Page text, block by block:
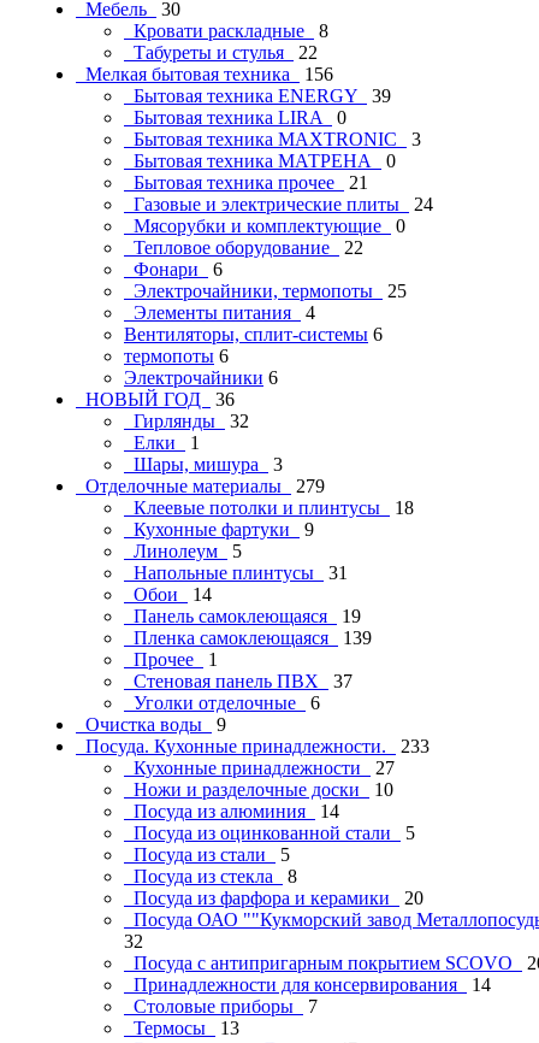
Мебель
30
Кровати раскладные
8
Табуреты и стулья
22
Мелкая бытовая техника
156
Бытовая техника ENERGY
39
Бытовая техника LIRA
0
Бытовая техника MAXTRONIC
3
Бытовая техника МАТРЕНА
0
Бытовая техника прочее
21
Газовые и электрические плиты
24
Мясорубки и комплектующие
0
Тепловое оборудование
22
Фонари
6
Электрочайники, термопоты
25
Элементы питания
4
Вентиляторы, сплит-системы 6
термопоты 6
Электрочайники 6
НОВЫЙ ГОД
36
Гирлянды
32
Елки
1
Шары, мишура
3
Отделочные материалы
279
Клеевые потолки и плинтусы
18
Кухонные фартуки
9
Линолеум
5
Напольные плинтусы
31
Обои
14
Панель самоклеющаяся
19
Пленка самоклеющаяся
139
Прочее
1
Стеновая панель ПВХ
37
Уголки отделочные
6
Очистка воды
9
Посуда. Кухонные принадлежности.
233
Кухонные принадлежности
27
Ножи и разделочные доски
10
Посуда из алюминия
14
Посуда из оцинкованной стали
5
Посуда из стали
5
Посуда из стекла
8
Посуда из фарфора и керамики
20
Посуда ОАО ""Кукморский завод
32
Посуда с антипригарным покрытием SCOVO
Принадлежности для консервирования
14
Столовые приборы
7
Термосы
13